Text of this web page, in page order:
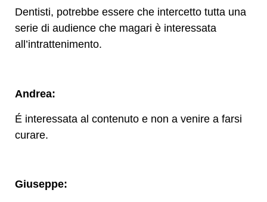
Dentisti, potrebbe essere che intercetto tutta una
serie di audience che magari è interessata
all’intrattenimento.
Andrea:
É interessata al contenuto e non a venire a farsi
curare.
Giuseppe: